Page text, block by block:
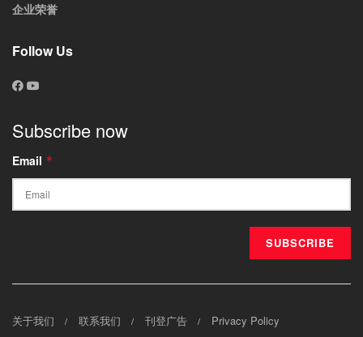
企业荣誉
Follow Us
Subscribe now
Email *
关于我们 联系我们 刊登广告 Privacy Policy